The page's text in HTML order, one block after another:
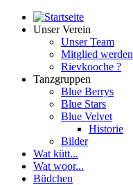
Unser Verein
Unser Team
Mitglied werden
Rievkooche ?
Tanzgruppen
Blue Berrys
Blue Stars
Blue Velvet
Historie
Bilder
Wat kütt...
Wat woor...
Büdchen